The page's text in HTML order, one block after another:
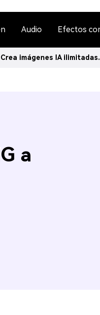
Audio Efectos
Crea imágenes IA
a